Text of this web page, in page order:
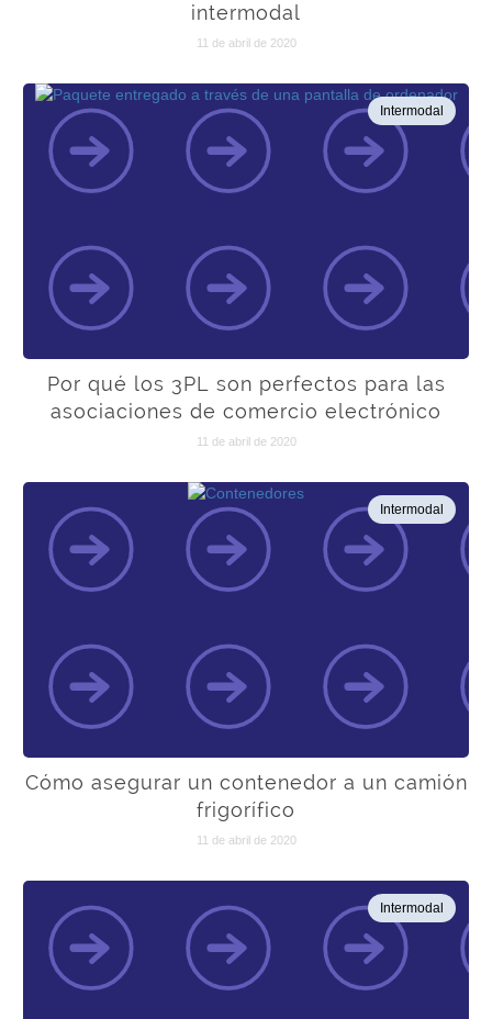
intermodal
11 de abril de 2020
Intermodal
Por qué los 3PL son perfectos para las
asociaciones de comercio electrónico
11 de abril de 2020
Intermodal
Cómo asegurar un contenedor a un camión
frigorífico
11 de abril de 2020
Intermodal